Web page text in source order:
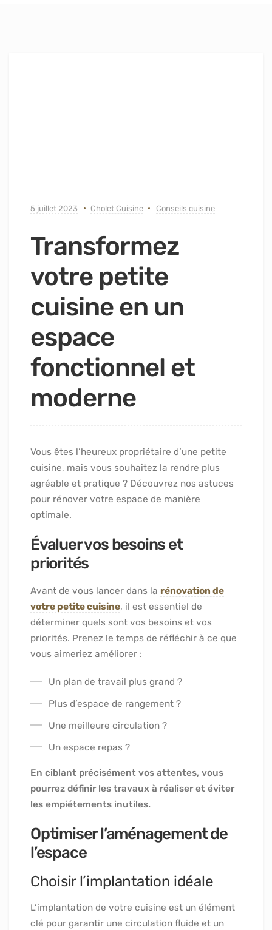
5 juillet 2023 Cholet Cuisine Conseils cuisine
Transformez
votre petite
cuisine en un
espace
fonctionnel et
moderne
Vous êtes l’heureux propriétaire d’une petite
cuisine, mais vous souhaitez la rendre plus
agréable et pratique ? Découvrez nos astuces
pour rénover votre espace de manière
optimale.
Évaluer vos besoins et
priorités
Avant de vous lancer dans la rénovation de
votre petite cuisine, il est essentiel de
déterminer quels sont vos besoins et vos
priorités. Prenez le temps de réfléchir à ce que
vous aimeriez améliorer :
Un plan de travail plus grand ?
Plus d’espace de rangement ?
Une meilleure circulation ?
Un espace repas ?
En ciblant précisément vos attentes, vous
pourrez définir les travaux à réaliser et éviter
les empiétements inutiles.
Optimiser l’aménagement de
l’espace
Choisir l’implantation idéale
L’implantation de votre cuisine est un élément
clé pour garantir une circulation fluide et un